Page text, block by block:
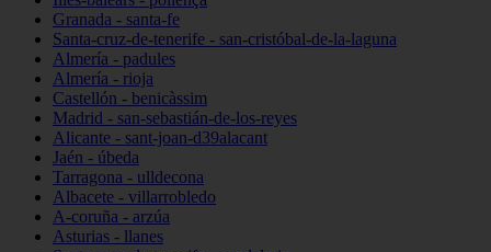
Granada - santa-fe
Santa-cruz-de-tenerife - san-cristóbal-de-la-laguna
Almería - padules
Almería - rioja
Castellón - benicàssim
Madrid - san-sebastián-de-los-reyes
Alicante - sant-joan-d39alacant
Jaén - úbeda
Tarragona - ulldecona
Albacete - villarrobledo
A-coruña - arzúa
Asturias - llanes